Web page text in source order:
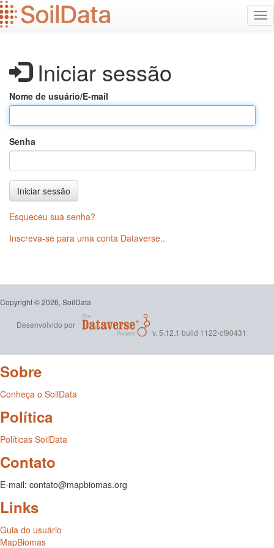
Ir
para
o
Iniciar sessão
Nome de usuário/E-mail
Senha
Iniciar sessão
Esqueceu sua senha?
Inscreva-se para uma conta Dataverse..
Copyright © 2026, SoilData
Desenvolvido por
v. 5.12.1 build 1122-cf90431
Sobre
Conheça o SoilData
Política
Políticas SoilData
Contato
E-mail: contato@mapbiomas.org
Links
Guia do usuário
MapBiomas